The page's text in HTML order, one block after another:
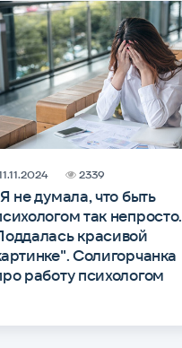
не думала, что быть
так непросто.
красивой
Солигорчанка
работу психологом
2339